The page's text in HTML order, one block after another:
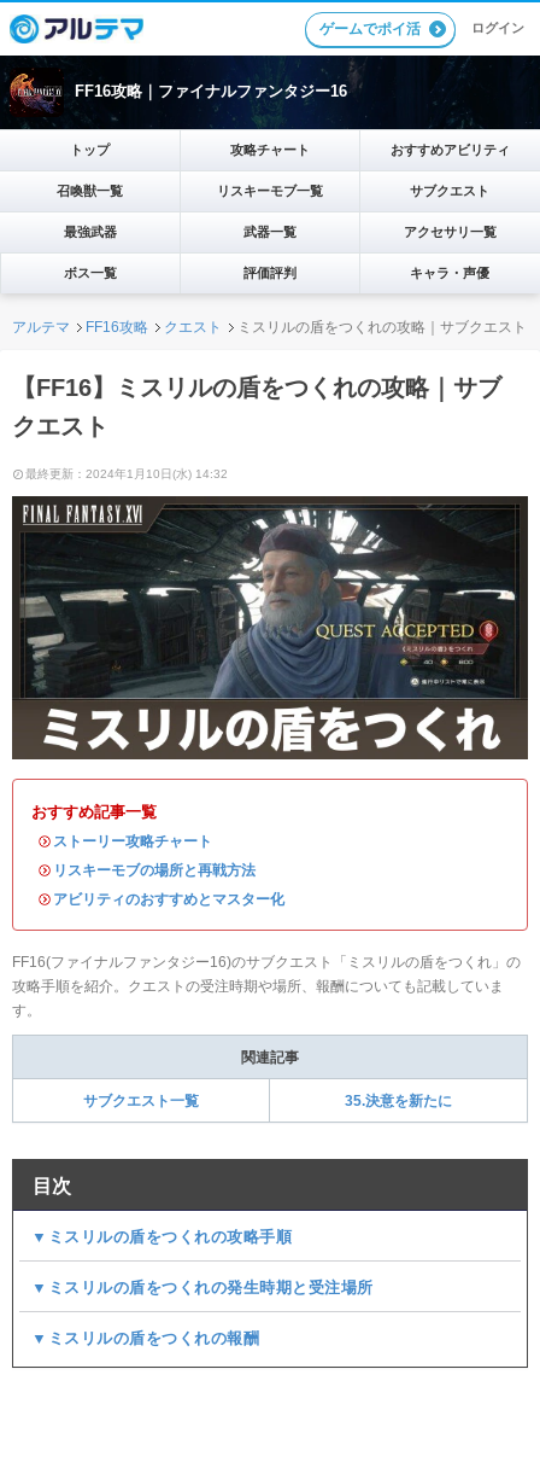
ゲームでポイ活 ログイン
FF16攻略｜ファイナルファンタジー16
トップ 攻略チャート おすすめアビリティ
召喚獣一覧 リスキーモブ一覧 サブクエスト
最強武器 武器一覧 アクセサリ一覧
ボス一覧 評価評判 キャラ・声優
アルテマ FF16攻略 クエスト ミスリルの盾をつくれの攻略｜サブクエスト
【FF16】ミスリルの盾をつくれの攻略｜サブ
クエスト
最終更新：2024年1月10日(水) 14:32
おすすめ記事一覧
・ ストーリー攻略チャート
・ リスキーモブの場所と再戦方法
・ アビリティのおすすめとマスター化
FF16(ファイナルファンタジー16)のサブクエスト「ミスリルの盾をつくれ」の
攻略手順を紹介。クエストの受注時期や場所、報酬についても記載していま
す。
関連記事
サブクエスト一覧 35.決意を新たに
目次
▼ミスリルの盾をつくれの攻略手順
▼ミスリルの盾をつくれの発生時期と受注場所
▼ミスリルの盾をつくれの報酬